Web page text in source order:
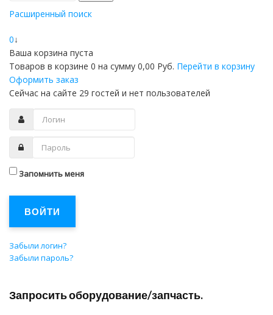
Расширенный поиск
0↓
Ваша корзина пуста
Товаров в корзине 0 на сумму 0,00 Руб. Перейти в корзину
Оформить заказ
Сейчас на сайте 29 гостей и нет пользователей
Запомнить меня
ВОЙТИ
Забыли логин?
Забыли пароль?
Запросить оборудование/запчасть.